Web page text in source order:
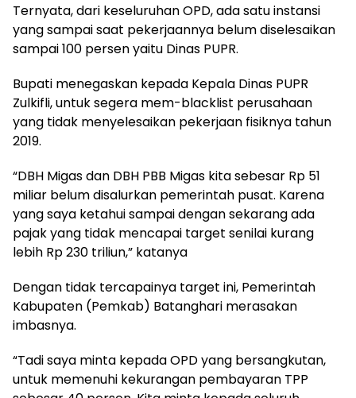
Ternyata, dari keseluruhan OPD, ada satu instansi
yang sampai saat pekerjaannya belum diselesaikan
sampai 100 persen yaitu Dinas PUPR.
Bupati menegaskan kepada Kepala Dinas PUPR
Zulkifli, untuk segera mem-blacklist perusahaan
yang tidak menyelesaikan pekerjaan fisiknya tahun
2019.
“DBH Migas dan DBH PBB Migas kita sebesar Rp 51
miliar belum disalurkan pemerintah pusat. Karena
yang saya ketahui sampai dengan sekarang ada
pajak yang tidak mencapai target senilai kurang
lebih Rp 230 triliun,” katanya
Dengan tidak tercapainya target ini, Pemerintah
Kabupaten (Pemkab) Batanghari merasakan
imbasnya.
“Tadi saya minta kepada OPD yang bersangkutan,
untuk memenuhi kekurangan pembayaran TPP